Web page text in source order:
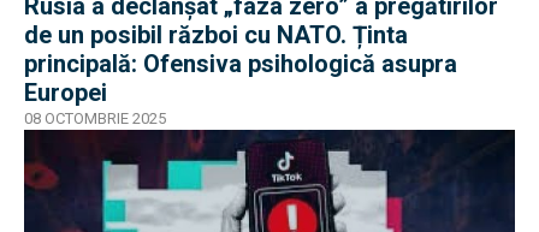
de un posibil război cu NATO. Ținta
principală: Ofensiva psihologică asupra
Europei
08 OCTOMBRIE 2025